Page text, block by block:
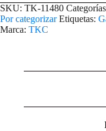
SKU: TK-11480
Por categorizar Etiquetas:
Marca: TKC